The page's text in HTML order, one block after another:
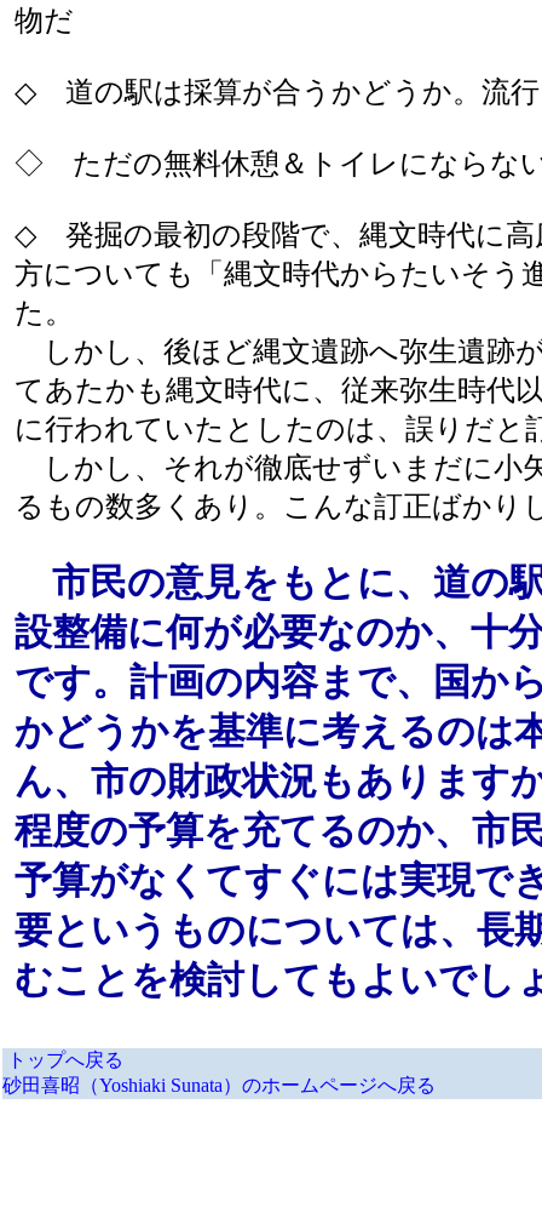
物だ
◇ 道の駅は採算が合うかどうか。流
◇ ただの無料休憩＆トイレにならな
◇ 発掘の最初の段階で、縄文時代に高
方についても「縄文時代からたいそう
た。
しかし、後ほど縄文遺跡へ弥生遺跡
てあたかも縄文時代に、従来弥生時代
に行われていたとしたのは、誤りだと
しかし、それが徹底せずいまだに小
るもの数多くあり。こんな訂正ばかり
市民の意見をもとに、道の
設整備に何が必要なのか、十
です。計画の内容まで、国か
かどうかを基準に考えるのは
ん、市の財政状況もあります
程度の予算を充てるのか、市
予算がなくてすぐには実現で
要というものについては、長
むことを検討してもよいでし
トップへ戻る
砂田喜昭（Yoshiaki Sunata）のホームページへ戻る